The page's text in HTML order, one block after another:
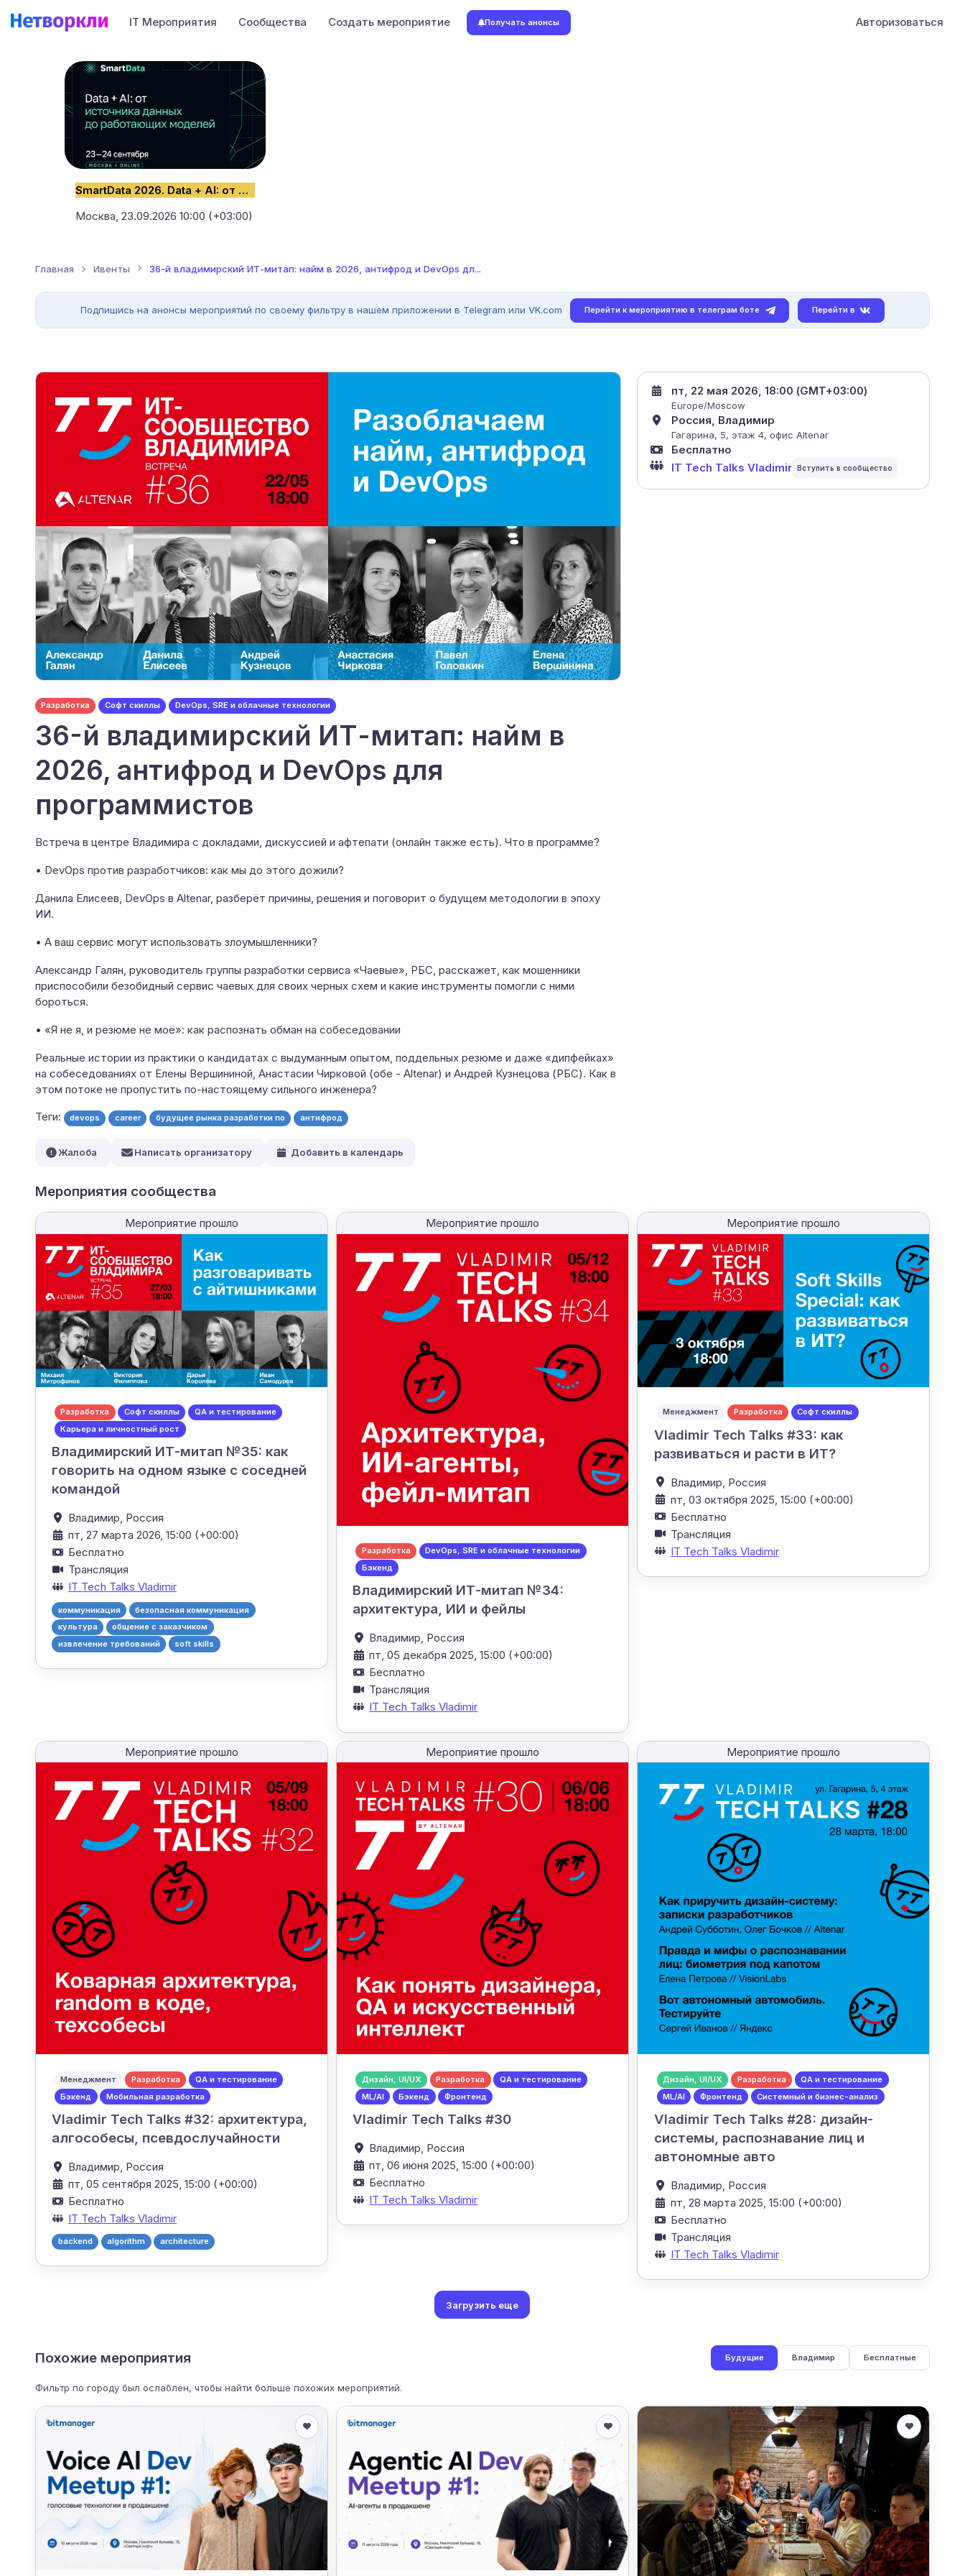
IT Мероприятия Сообщества Создать мероприятие Получать анонсы Авторизоваться
SmartData 2026. Data + AI: от источника данных до работающих моделей
Москва, 23.09.2026 10:00 (+03:00)
Главная Ивенты 36-й владимирский ИТ-митап: найм в 2026, антифрод и DevOps дл...
Подпишись на анонсы мероприятий по своему фильтру в нашем приложении в Telegram или VK.com Перейти к мероприятию в телеграм боте Перейти в
Разработка Софт скиллы DevOps, SRE и облачные технологии
36-й владимирский ИТ-митап: найм в
2026, антифрод и DevOps для
программистов
Встреча в центре Владимира с докладами, дискуссией и афтепати (онлайн также есть). Что в программе?
• DevOps против разработчиков: как мы до этого дожили?
Данила Елисеев, DevOps в Altenar, разберёт причины, решения и поговорит о будущем методологии в эпоху
ИИ.
• А ваш сервис могут использовать злоумышленники?
Александр Галян, руководитель группы разработки сервиса «Чаевые», РБС, расскажет, как мошенники
приспособили безобидный сервис чаевых для своих черных схем и какие инструменты помогли с ними
бороться.
• «Я не я, и резюме не моё»: как распознать обман на собеседовании
Реальные истории из практики о кандидатах с выдуманным опытом, поддельных резюме и даже «дипфейках»
на собеседованиях от Елены Вершининой, Анастасии Чирковой (обе - Altenar) и Андрей Кузнецова (РБС). Как в
этом потоке не пропустить по-настоящему сильного инженера?
Теги: devops career будущее рынка разработки по антифрод
пт, 22 мая 2026, 18:00 (GMT+03:00)
Europe/Moscow
Россия, Владимир
Гагарина, 5, этаж 4, офис Altenar
Бесплатно
IT Tech Talks Vladimir
Жалоба Написать организатору Добавить в календарь
Мероприятия сообщества
Мероприятие прошло
Разработка Софт скиллы
QA и тестирование
Карьера и личностный рост
Владимирский ИТ-митап №35: как
говорить на одном языке с соседней
командой
Владимир, Россия
пт, 27 марта 2026, 15:00 (+00:00)
Бесплатно
Трансляция
IT Tech Talks Vladimir
коммуникация
безопасная коммуникация
культура
общение с заказчиком
извлечение требований
soft skills
Мероприятие прошло
Разработка
DevOps, SRE и облачные технологии
Бэкенд
Владимирский ИТ-митап №34:
архитектура, ИИ и фейлы
Владимир, Россия
пт, 05 декабря 2025, 15:00 (+00:00)
Бесплатно
Трансляция
IT Tech Talks Vladimir
Мероприятие прошло
Менеджмент Разработка Софт скиллы
Vladimir Tech Talks #33: как
развиваться и расти в ИТ?
Владимир, Россия
пт, 03 октября 2025, 15:00 (+00:00)
Бесплатно
Трансляция
IT Tech Talks Vladimir
Мероприятие прошло
Менеджмент Разработка
QA и тестирование
Бэкенд
Мобильная разработка
Vladimir Tech Talks #32: архитектура,
алгособесы, псевдослучайности
Владимир, Россия
пт, 05 сентября 2025, 15:00 (+00:00)
Бесплатно
IT Tech Talks Vladimir
backend algorithm architecture
Мероприятие прошло
Дизайн, UI/UX Разработка
QA и тестирование
ML/AI
Бэкенд Фронтенд
Vladimir Tech Talks #30
Владимир, Россия
пт, 06 июня 2025, 15:00 (+00:00)
Бесплатно
IT Tech Talks Vladimir
Мероприятие прошло
Дизайн, UI/UX Разработка
QA и тестирование
ML/AI
Фронтенд Системный и бизнес-анализ
Vladimir Tech Talks #28: дизайн-
системы, распознавание лиц и
автономные авто
Владимир, Россия
пт, 28 марта 2025, 15:00 (+00:00)
Бесплатно
Трансляция
IT Tech Talks Vladimir
Загрузить еще
Похожие мероприятия Будущие Владимир Бесплатные
Фильтр по городу был ослаблен, чтобы найти больше похожих мероприятий.